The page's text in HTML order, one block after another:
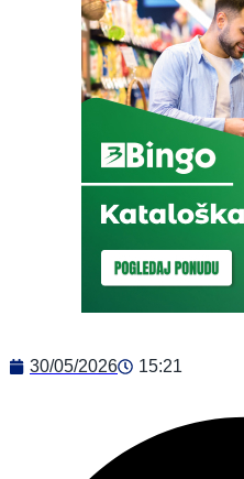
30/05/2026 15:21